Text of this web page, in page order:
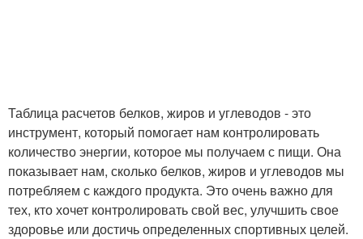
Таблица расчетов белков, жиров и углеводов - это
инструмент, который помогает нам контролировать
количество энергии, которое мы получаем с пищи. Она
показывает нам, сколько белков, жиров и углеводов мы
потребляем с каждого продукта. Это очень важно для
тех, кто хочет контролировать свой вес, улучшить свое
здоровье или достичь определенных спортивных целей.